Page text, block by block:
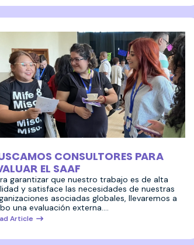
CONSULTORES PARA
EL SAAF
garantizar que nuestro trabajo es de alta
y satisface las necesidades de nuestras
asociadas globales, llevaremos a
una evaluación externa.…
Article